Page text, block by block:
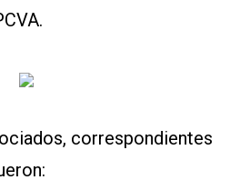
correspondientes